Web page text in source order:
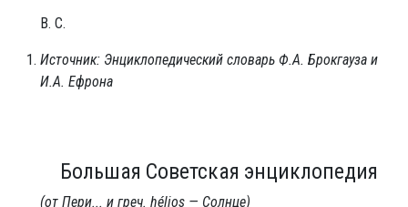
В. С.
Источник: Энциклопедический словарь Ф.А. Брокгауза и
И.А. Ефрона
Большая Советская энциклопедия
(от Пери... и греч. hélios — Солнце)